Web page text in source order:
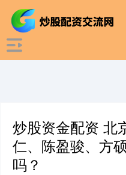
炒股资金配资 北
仁、陈盈骏、方
吗？